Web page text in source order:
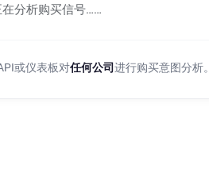
在分析购买信号……
或仪表板对任何公司进行购买意图分析。